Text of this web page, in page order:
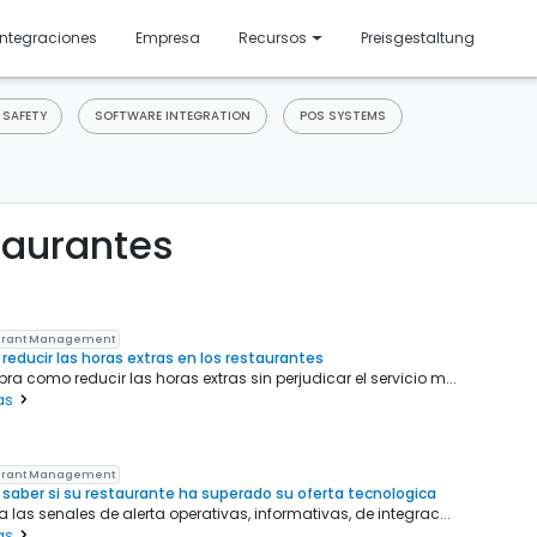
Empresa Recursos Preisgestaltung
SOFTWARE INTEGRATION POS SYSTEMS
Management
las horas extras en los restaurantes
como reducir las horas extras sin perjudicar el servicio m...
Management
si su restaurante ha superado su oferta tecnologica
las senales de alerta operativas, informativas, de integrac...